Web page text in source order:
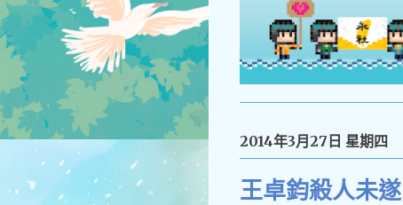
2014年3月27日 星期四
王卓鈞殺人未遂